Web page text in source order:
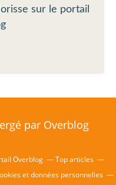
sur le portail
par Overblog
Overblog
Top articles
et données personnelles